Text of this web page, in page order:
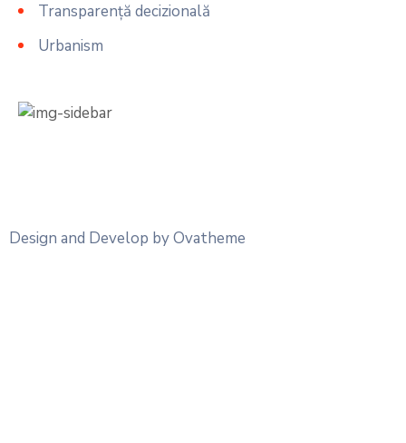
Transparență decizională
Urbanism
Design and Develop by Ovatheme